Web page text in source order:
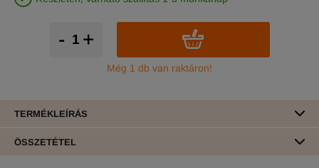
+
-
Még 1 db van raktáron!
TERMÉKLEÍRÁS
ÖSSZETÉTEL